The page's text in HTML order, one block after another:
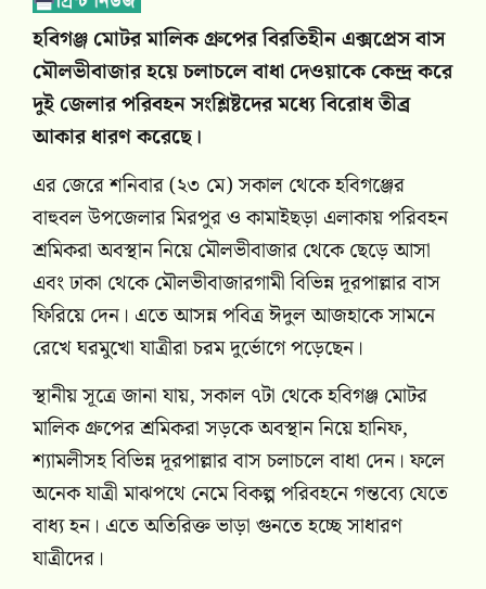
হবিগঞ্জ মোটর মালিক গ্রুপের বিরতিহীন এক্সপ্রেস বাস
মৌলভীবাজার হয়ে চলাচলে বাধা দেওয়াকে কেন্দ্র করে
দুই জেলার পরিবহন সংশ্লিষ্টদের মধ্যে বিরোধ তীব্র
আকার ধারণ করেছে।
এর জেরে শনিবার (২৩ মে) সকাল থেকে হবিগঞ্জের
বাহুবল উপজেলার মিরপুর ও কামাইছড়া এলাকায় পরিবহন
শ্রমিকরা অবস্থান নিয়ে মৌলভীবাজার থেকে ছেড়ে আসা
এবং ঢাকা থেকে মৌলভীবাজারগামী বিভিন্ন দূরপাল্লার বাস
ফিরিয়ে দেন। এতে আসন্ন পবিত্র ঈদুল আজহাকে সামনে
রেখে ঘরমুখো যাত্রীরা চরম দুর্ভোগে পড়েছেন।
স্থানীয় সূত্রে জানা যায়, সকাল ৭টা থেকে হবিগঞ্জ মোটর
মালিক গ্রুপের শ্রমিকরা সড়কে অবস্থান নিয়ে হানিফ,
শ্যামলীসহ বিভিন্ন দূরপাল্লার বাস চলাচলে বাধা দেন। ফলে
অনেক যাত্রী মাঝপথে নেমে বিকল্প পরিবহনে গন্তব্যে যেতে
বাধ্য হন। এতে অতিরিক্ত ভাড়া গুনতে হচ্ছে সাধারণ
যাত্রীদের।